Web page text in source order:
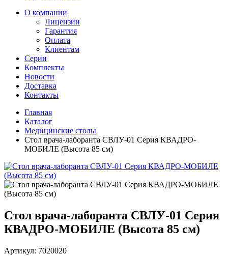
О компании
Лицензии
Гарантия
Оплата
Клиентам
Серии
Комплекты
Новости
Доставка
Контакты
Главная
Каталог
Медицинские столы
Стол врача-лаборанта СВЛУ-01 Серия КВАДРО-
МОБИЛЕ (Высота 85 см)
Стол врача-лаборанта СВЛУ-01 Серия
КВАДРО-МОБИЛЕ (Высота 85 см)
Артикул: 7020020